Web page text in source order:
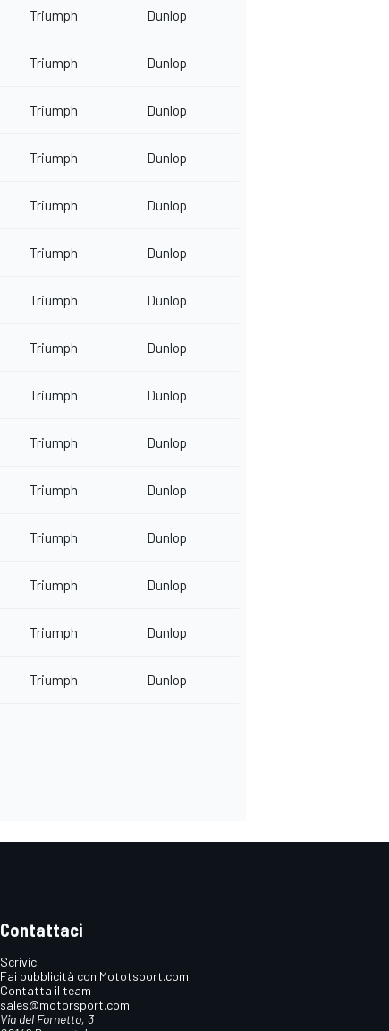
Triumph Dunlop
Triumph Dunlop
Triumph Dunlop
Triumph Dunlop
Triumph Dunlop
Triumph Dunlop
Triumph Dunlop
Triumph Dunlop
Triumph Dunlop
Triumph Dunlop
Triumph Dunlop
Triumph Dunlop
Triumph Dunlop
Triumph Dunlop
Triumph Dunlop
Contattaci
Scrivici
Fai pubblicità con Mototsport.com
Contatta il team
sales@motorsport.com
Via del Fornetto, 3